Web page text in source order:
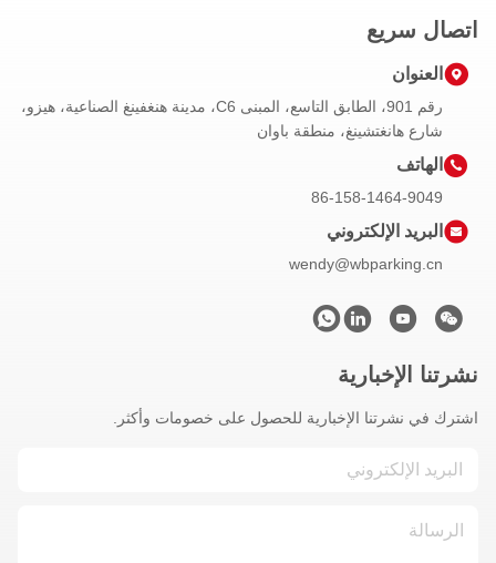
اتصال سريع
العنوان
رقم 901، الطابق التاسع، المبنى C6، مدينة هنغفينغ الصناعية، هيزو،
شارع هانغتشينغ، منطقة باوان
الهاتف
86-158-1464-9049
البريد الإلكتروني
wendy@wbparking.cn
نشرتنا الإخبارية
اشترك في نشرتنا الإخبارية للحصول على خصومات وأكثر.